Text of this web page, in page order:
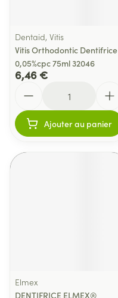
Dentaid, Vitis
Vitis Orthodontic Dentifrice
0,05%cpc 75ml 32046
6,46 €
Ajouter au panier
Elmex
DENTIFRICE ELMEX®